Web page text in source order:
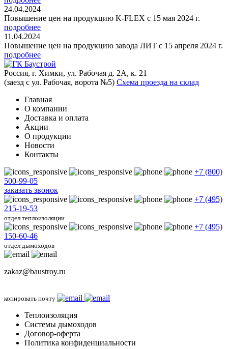
24.04.2024
Повышение цен на продукцию K-FLEX с 15 мая 2024 г.
подробнее
11.04.2024
Повышение цен на продукцию завода ЛИТ с 15 апреля 2024 г.
подробнее
Россия, г. Химки, ул. Рабочая д. 2А, к. 21
(заезд с ул. Рабочая, ворота №5) Схема проезда на склад
Главная
О компании
Доставка и оплата
Акции
О продукции
Новости
Контакты
+7 (800)
500-99-05
заказать звонок
+7 (495)
215-19-53
отдел теплоизоляции
+7 (495)
150-60-46
отдел дымоходов
zakaz@baustroy.ru
копировать почту
Теплоизоляция
Системы дымоходов
Договор-оферта
Политика конфиденциальности